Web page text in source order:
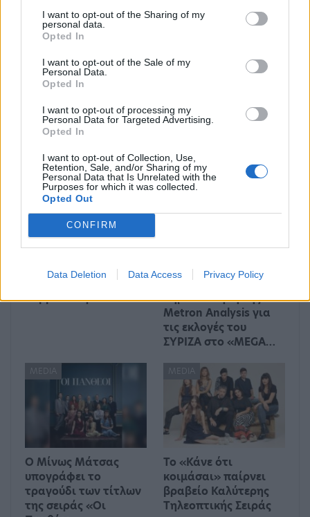
I want to opt-out of the Sharing of my
personal data.
Opted In
I want to opt-out of the Sale of my
Personal Data.
Opted In
I want to opt-out of processing my
Personal Data for Targeted Advertising.
Opted In
I want to opt-out of Collection, Use,
Retention, Sale, and/or Sharing of my
Personal Data that Is Unrelated with the
Purposes for which it was collected.
Opted Out
CONFIRM
Data Deletion Data Access Privacy Policy
ΠΡΟΗΓΟΎΜΕΝΟ ΆΡΘΡΟ
Πουλήθηκε το
«ακριβότερο
διαμέρισμα» της Αθήνας
– Το αγόρασε Ελβετός
επιχειρηματίας
ΕΠΌΜΕΝΟ ΆΡΘΡΟ
εξώφυλλο nonbinary
μοντέλο: «Πιστεύω ότι
Μπορεί επίσης να σε ενδιαφέρει
MEDIA
Σε νέα ώρα το «Mega
Σαββατοκύριακο»
MEDIA
Η πρώτη μεγάλη
δημοσκόπηση της
Metron Analysis για
τις εκλογές του
ΣΥΡΙΖΑ στο «MEGA…
MEDIA
Ο Μίνως Μάτσας
υπογράφει το
τραγούδι των τίτλων
της σειράς «Οι
MEDIA
Το «Κάνε ότι
κοιμάσαι» παίρνει
βραβείο Καλύτερης
Τηλεοπτικής Σειράς